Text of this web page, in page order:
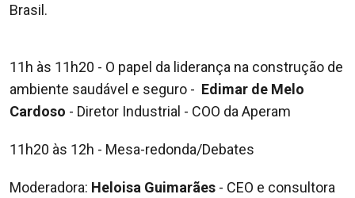
Brasil.
11h às 11h20 - O papel da liderança na construção de
ambiente saudável e seguro - Edimar de Melo
Cardoso - Diretor Industrial - COO da Aperam
11h20 às 12h - Mesa-redonda/Debates
Moderadora: Heloisa Guimarães - CEO e consultora